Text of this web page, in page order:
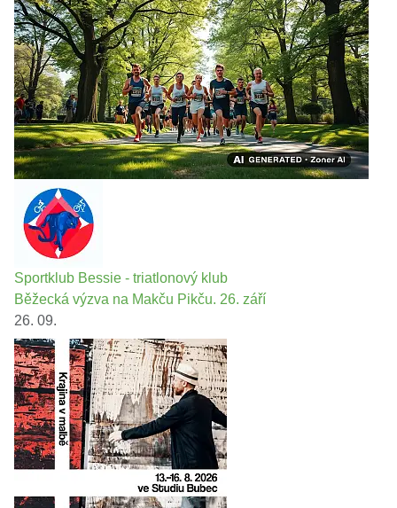
Sportklub Bessie - triatlonový klub
Běžecká výzva na Makču Pikču. 26. září
26. 09.